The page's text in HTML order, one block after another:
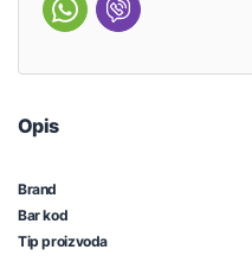
Opis
Brand
Bar kod
Tip proizvoda